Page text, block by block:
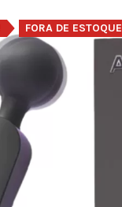
FORA DE ESTOQUE